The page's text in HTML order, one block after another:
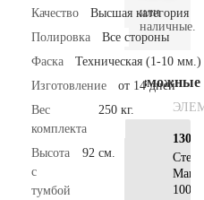
Качество
Высшая категория
Полировка
Все стороны
Фаска
Техническая (1-10 мм.)
Изготовление
от 14 дней
Вес
комплекта
250 кг.
Высота
с
тумбой
92 см.
или
наличные.
Возможные